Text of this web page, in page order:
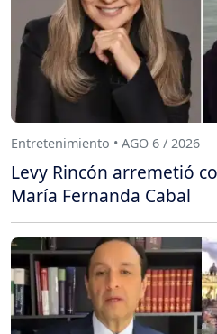
Entretenimiento • AGO 6 / 2026
Levy Rincón arremetió
María Fernanda Cabal